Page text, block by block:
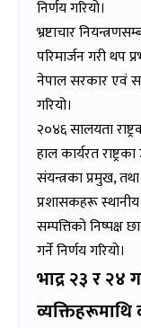
निर्णय गरियो।
भ्रष्टाचार
परिमार्जन गरी थप
नेपाल सरकार एवं
गरियो।
२०४६ सालयता
हाल कार्यरत
संयन्त्रका प्रमुख,
प्रशासकहरू
सम्पत्तिको निष्पक्ष
गर्ने निर्णय गरियो।
भाद्र २३ र २४
व्यक्तिहरूमाथि